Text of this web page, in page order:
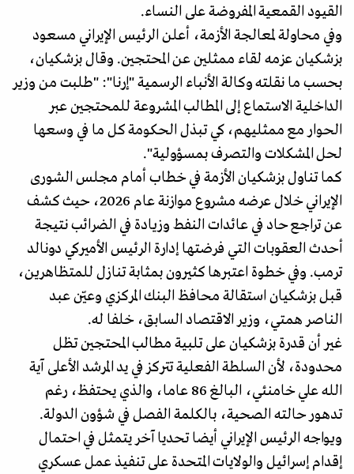
القيود القمعية المفروضة على النساء.
وفي محاولة لمعالجة الأزمة، أعلن الرئيس الإيراني مسعود
بزشكيان عزمه لقاء ممثلين عن المحتجين. وقال بزشكيان،
بحسب ما نقلته وكالة الأنباء الرسمية "إرنا": "طلبت من وزير
الداخلية الاستماع إلى المطالب المشروعة للمحتجين عبر
الحوار مع ممثليهم، كي تبذل الحكومة كل ما في وسعها
لحل المشكلات والتصرف بمسؤولية".
كما تناول بزشكيان الأزمة في خطاب أمام مجلس الشورى
الإيراني خلال عرضه مشروع موازنة عام 2026، حيث كشف
عن تراجع حاد في عائدات النفط وزيادة في الضرائب نتيجة
أحدث العقوبات التي فرضتها إدارة الرئيس الأميركي دونالد
ترمب. وفي خطوة اعتبرها كثيرون بمثابة تنازل للمتظاهرين،
قبل بزشكيان استقالة محافظ البنك المركزي وعيّن عبد
الناصر همتي، وزير الاقتصاد السابق، خلفا له.
غير أن قدرة بزشكيان على تلبية مطالب المحتجين تظل
محدودة، لأن السلطة الفعلية تتركز في يد المرشد الأعلى آية
الله علي خامنئي، البالغ 86 عاما، والذي يحتفظ، رغم
تدهور حالته الصحية، بالكلمة الفصل في شؤون الدولة.
ويواجه الرئيس الإيراني أيضا تحديا آخر يتمثل في احتمال
إقدام إسرائيل والولايات المتحدة على تنفيذ عمل عسكري